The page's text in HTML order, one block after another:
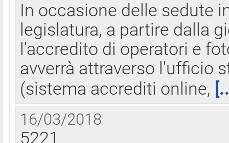
In occasione delle sedute
legislatura, a partire dalla
l'accredito di operatori e
avverrà attraverso l'ufficio
(sistema accrediti online,
16/03/2018
5221